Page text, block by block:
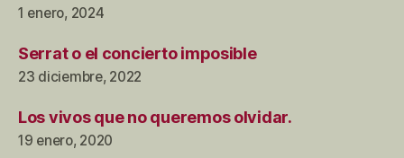
1 enero, 2024
Serrat o el concierto imposible
23 diciembre, 2022
Los vivos que no queremos olvidar.
19 enero, 2020